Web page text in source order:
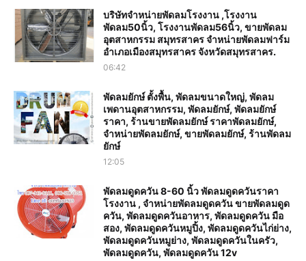
บริษัทจำหน่ายพัดลมโรงงาน ,โรงงาน
พัดลม50นิ้ว, โรงงานพัดลม56นิ้ว, ขายพัดลม
อุตสาหกรรม สมุทรสาคร จำหน่ายพัดลมฟาร์ม
อำเภอเมืองสมุทรสาคร จังหวัดสมุทรสาคร.
06:42
พัดลมยักษ์ ตั้งพื้น, พัดลมขนาดใหญ่, พัดลม
เพดานอุตสาหกรรม, พัดลมยักษ์, พัดลมยักษ์
ราคา, ร้านขายพัดลมยักษ์ ราคาพัดลมยักษ์,
จำหน่ายพัดลมยักษ์, ขายพัดลมยักษ์, ร้านพัดลม
ยักษ์
12:05
พัดลมดูดควัน 8-60 นิ้ว พัดลมดูดควันราคา
โรงงาน , จำหน่ายพัดลมดูดควัน ขายพัดลมดูด
ควัน, พัดลมดูดควันอาหาร, พัดลมดูดควัน มือ
สอง, พัดลมดูดควันหมูปิ้ง, พัดลมดูดควันไก่ย่าง,
พัดลมดูดควันหมูย่าง, พัดลมดูดควันในครัว,
พัดลมดูดควัน, พัดลมดูดควัน 12v